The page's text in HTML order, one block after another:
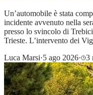
Un’automobile è stata
incidente avvenuto nella
presso lo svincolo di
Trieste. L’intervento dei
Luca Marsi·5 ago 2026· 3